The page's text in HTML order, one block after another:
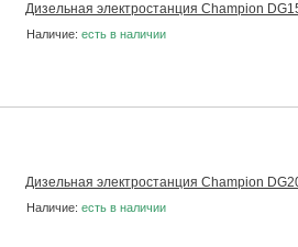
Дизельная электростанция Champion
Наличие: есть в наличии
Дизельная электростанция Champion
Наличие: есть в наличии